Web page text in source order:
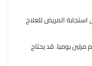
المريض للعلاج
يشعرون بتحسن مع 0.5 مجم مرتين يوميا. قد يحتاج